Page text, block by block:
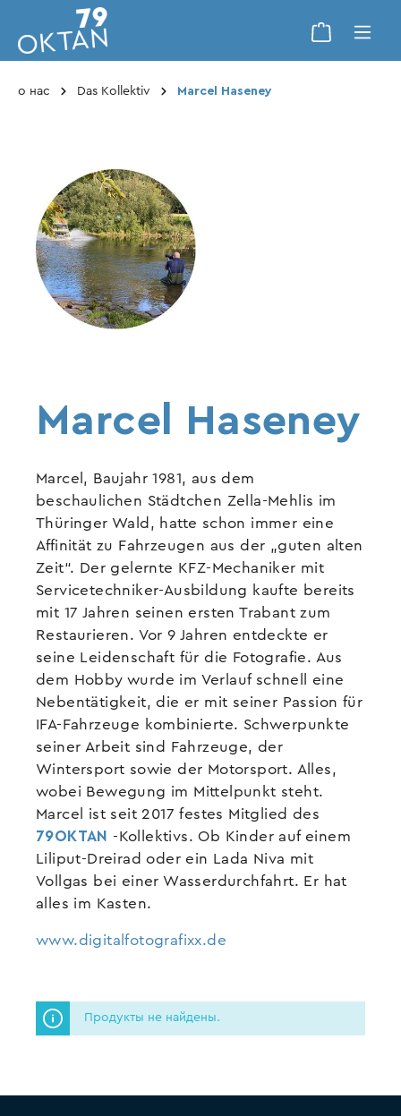
о нас Das Kollektiv Marcel Haseney
Marcel Haseney
Marcel, Baujahr 1981, aus dem
beschaulichen Städtchen Zella-Mehlis im
Thüringer Wald, hatte schon immer eine
Affinität zu Fahrzeugen aus der „guten alten
Zeit“. Der gelernte KFZ-Mechaniker mit
Servicetechniker-Ausbildung kaufte bereits
mit 17 Jahren seinen ersten Trabant zum
Restaurieren. Vor 9 Jahren entdeckte er
seine Leidenschaft für die Fotografie. Aus
dem Hobby wurde im Verlauf schnell eine
Nebentätigkeit, die er mit seiner Passion für
IFA-Fahrzeuge kombinierte. Schwerpunkte
seiner Arbeit sind Fahrzeuge, der
Wintersport sowie der Motorsport. Alles,
wobei Bewegung im Mittelpunkt steht.
Marcel ist seit 2017 festes Mitglied des
79OKTAN -Kollektivs. Ob Kinder auf einem
Liliput-Dreirad oder ein Lada Niva mit
Vollgas bei einer Wasserdurchfahrt. Er hat
alles im Kasten.
www.digitalfotografixx.de
Продукты не найдены.